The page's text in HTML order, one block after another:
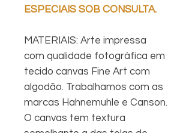
ESPECIAIS SOB CONSULTA.
MATERIAIS: Arte impressa
com qualidade fotográfica em
tecido canvas Fine Art com
algodão. Trabalhamos com as
marcas Hahnemuhle e Canson.
O canvas tem textura